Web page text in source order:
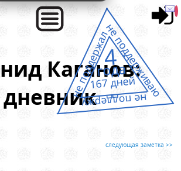
Каганов:
дневник
следующая заметка >>
не поддержалне поддерживаю
не поддержу
4
года
167 дней